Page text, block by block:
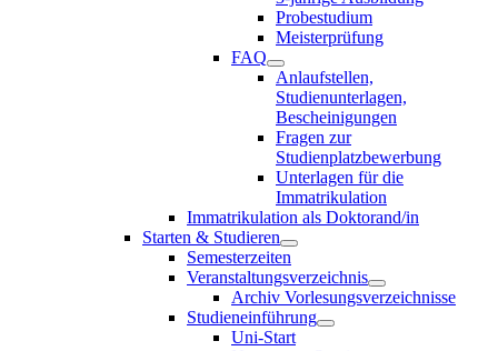
Probestudium
Meisterprüfung
FAQ
Anlaufstellen,
Studienunterlagen,
Bescheinigungen
Fragen zur
Studienplatzbewerbung
Unterlagen für die
Immatrikulation
Immatrikulation als Doktorand/in
Starten & Studieren
Semesterzeiten
Veranstaltungsverzeichnis
Archiv Vorlesungsverzeichnisse
Studieneinführung
Uni-Start